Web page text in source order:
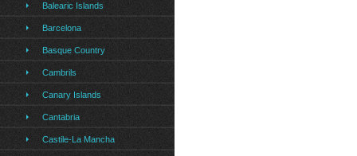
Balearic Islands
Barcelona
Basque Country
Cambrils
Canary Islands
Cantabria
Castile-La Mancha